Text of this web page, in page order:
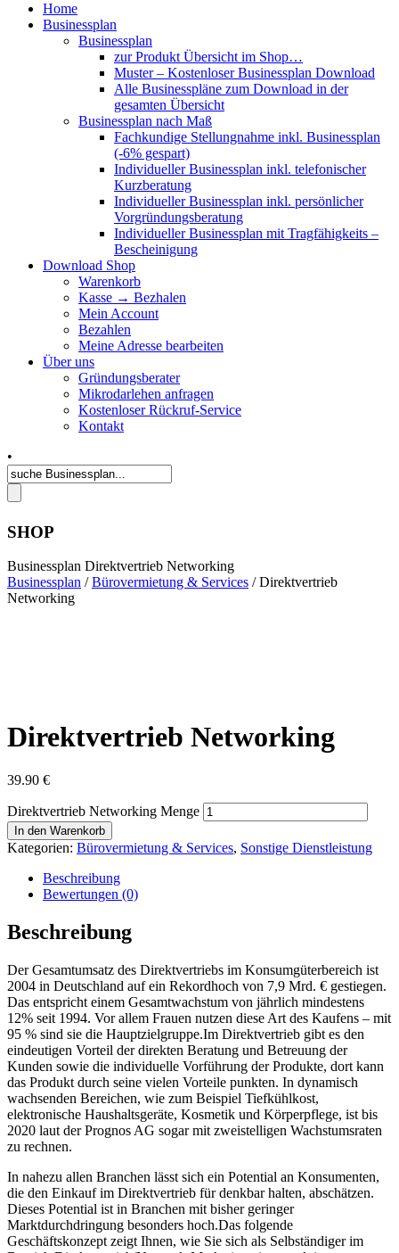
Home
Businessplan
Businessplan
zur Produkt Übersicht im Shop…
Muster – Kostenloser Businessplan Download
Alle Businesspläne zum Download in der
gesamten Übersicht
Businessplan nach Maß
Fachkundige Stellungnahme inkl. Businessplan
(-6% gespart)
Individueller Businessplan inkl. telefonischer
Kurzberatung
Individueller Businessplan inkl. persönlicher
Vorgründungsberatung
Individueller Businessplan mit Tragfähigkeits –
Bescheinigung
Download Shop
Warenkorb
Kasse → Bezhalen
Mein Account
Bezahlen
Meine Adresse bearbeiten
Über uns
Gründungsberater
Mikrodarlehen anfragen
Kostenloser Rückruf-Service
Kontakt
•
SHOP
Businessplan Direktvertrieb Networking
Businessplan /Bürovermietung & Services / Direktvertrieb
Networking
Direktvertrieb Networking
39.90 €
Direktvertrieb Networking Menge
In den Warenkorb
Kategorien: Bürovermietung & Services, Sonstige Dienstleistung
Beschreibung
Bewertungen (0)
Beschreibung
Der Gesamtumsatz des Direktvertriebs im Konsumgüterbereich ist
2004 in Deutschland auf ein Rekordhoch von 7,9 Mrd. € gestiegen.
Das entspricht einem Gesamtwachstum von jährlich mindestens
12% seit 1994. Vor allem Frauen nutzen diese Art des Kaufens – mit
95 % sind sie die Hauptzielgruppe.Im Direktvertrieb gibt es den
eindeutigen Vorteil der direkten Beratung und Betreuung der
Kunden sowie die individuelle Vorführung der Produkte, dort kann
das Produkt durch seine vielen Vorteile punkten. In dynamisch
wachsenden Bereichen, wie zum Beispiel Tiefkühlkost,
elektronische Haushaltsgeräte, Kosmetik und Körperpflege, ist bis
2020 laut der Prognos AG sogar mit zweistelligen Wachstumsraten
zu rechnen.
In nahezu allen Branchen lässt sich ein Potential an Konsumenten,
die den Einkauf im Direktvertrieb für denkbar halten, abschätzen.
Dieses Potential ist in Branchen mit bisher geringer
Marktdurchdringung besonders hoch.Das folgende
Geschäftskonzept zeigt Ihnen, wie Sie sich als Selbständiger im